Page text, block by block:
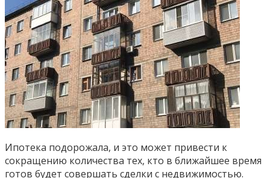
Ипотека подорожала, и это может привести к
сокращению количества тех, кто в ближайшее время
готов будет совершать сделки с недвижимостью.